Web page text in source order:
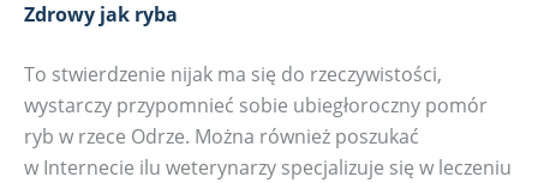
Zdrowy jak ryba
To stwierdzenie nijak ma się do rzeczywistości,
wystarczy przypomnieć sobie ubiegłoroczny pomór
ryb w rzece Odrze. Można również poszukać
w Internecie ilu weterynarzy specjalizuje się w leczeniu